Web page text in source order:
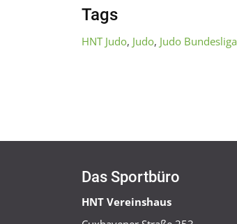
Tags
HNT Judo, Judo, Judo Bundesliga
Das Sportbüro
HNT Vereinshaus